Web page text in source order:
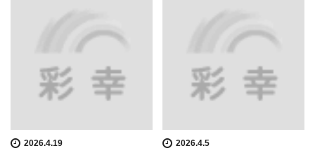
2026.4.19 2026.4.5